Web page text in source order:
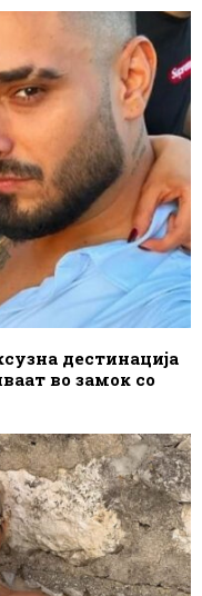
дестинација
во замок со